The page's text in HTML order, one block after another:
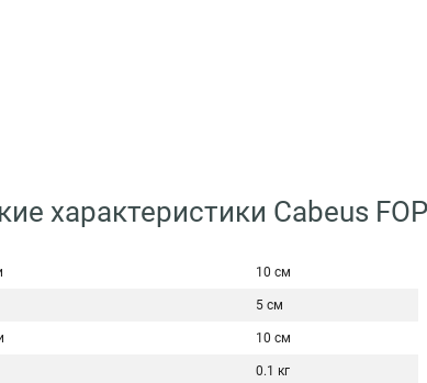
характеристики Cabeus
10 см
5 см
10 см
0.1 кг